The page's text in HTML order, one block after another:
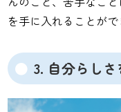
を手に入れることがで
3. 自分らし